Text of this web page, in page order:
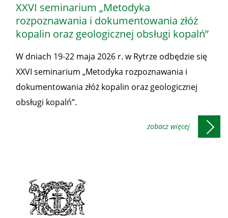
Honorowe
patronaty
WUG
XXVI seminarium „Metodyka
rozpoznawania i dokumentowania złóż
kopalin oraz geologicznej obsługi kopalń”
W dniach 19-22 maja 2026 r. w Rytrze odbędzie się
XXVI seminarium „Metodyka rozpoznawania i
dokumentowania złóż kopalin oraz geologicznej
obsługi kopalń”.